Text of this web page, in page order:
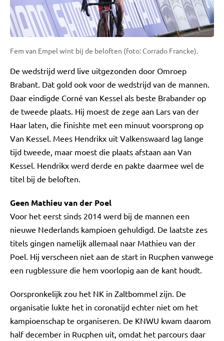
Fem van Empel wint bij de beloften (foto: Corrado Francke).
De wedstrijd werd live uitgezonden door Omroep
Brabant. Dat gold ook voor de wedstrijd van de mannen.
Daar eindigde Corné van Kessel als beste Brabander op
de tweede plaats. Hij moest de zege aan Lars van der
Haar laten, die finishte met een minuut voorsprong op
Van Kessel. Mees Hendrikx uit Valkenswaard lag lange
tijd tweede, maar moest die plaats afstaan aan Van
Kessel. Hendrikx werd derde en pakte daarmee wel de
titel bij de beloften.
Geen Mathieu van der Poel
Voor het eerst sinds 2014 werd bij de mannen een
nieuwe Nederlands kampioen gehuldigd. De laatste zes
titels gingen namelijk allemaal naar Mathieu van der
Poel. Hij verscheen niet aan de start in Rucphen vanwege
een rugblessure die hem voorlopig aan de kant houdt.
Oorspronkelijk zou het NK in Zaltbommel zijn. De
organisatie lukte het in coronatijd echter niet om het
kampioenschap te organiseren. De KNWU kwam daarom
half december in Rucphen uit, omdat het parcours daar